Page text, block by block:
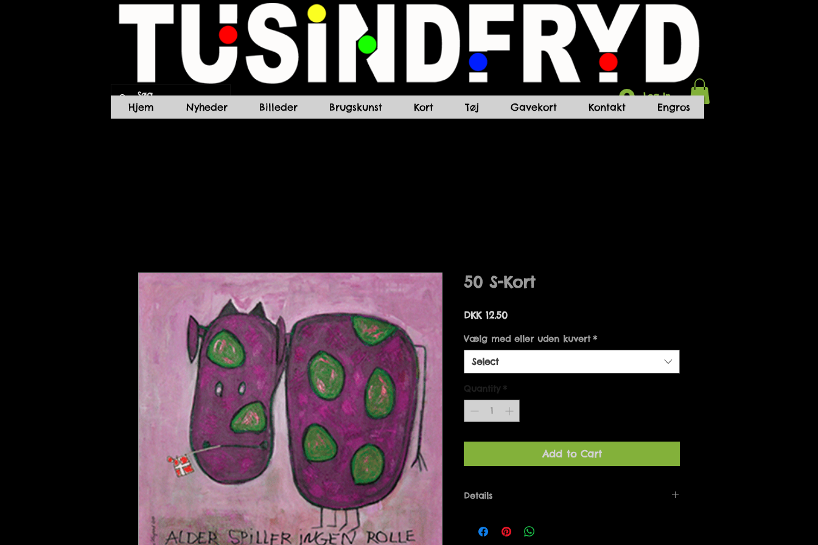
Log In
50 S-Kort
DKK 12.50Price
Vælg med eller uden kuvert *
Select
Quantity *
Add to Cart
Details
Designet af Marianne Hougaard og produceret i
Hjem Nyheder Billeder Brugskunst Kort Tøj Gavekort Kontakt Engros